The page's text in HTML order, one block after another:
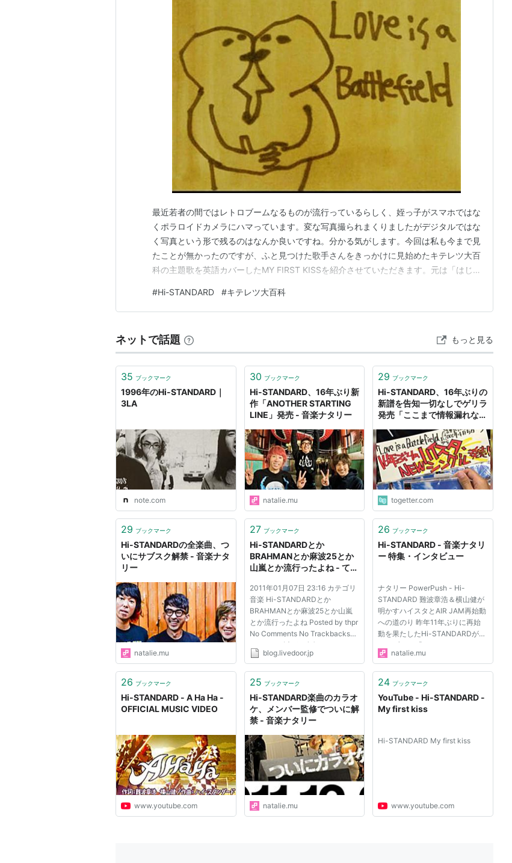
最近若者の間ではレトロブームなるものが流行っているらしく、姪っ子がスマホではな
くポラロイドカメラにハマっています。変な写真撮られまくりましたがデジタルではな
く写真という形で残るのはなんか良いですね。分かる気がします。今回は私も今まで見
たことが無かったのですが、ふと見つけた歌手さんをきっかけに見始めたキテレツ大百
科の主題歌を英語カバーしたMY FIRST KISSを紹介させていただきます。元は「はじ
の中で和訳できると思いますが、直訳したものを一緒に載せておきます。かわいい歌で
すよね。(今夜は眠れない)Can'…
#Hi-STANDARD #キテレツ大百科
ネットで話題 もっと見る
35 ブックマーク
1996年のHi-STANDARD｜
3LA
note.com
30 ブックマーク
Hi-STANDARD、16年ぶり新
作「ANOTHER STARTING
LINE」発売 - 音楽ナタリー
natalie.mu
29 ブックマーク
Hi-STANDARD、16年ぶりの
新譜を告知一切なしでゲリラ
発売「ここまで情報漏れない
togetter.com
29 ブックマーク
Hi-STANDARDの全楽曲、つ
いにサブスク解禁 - 音楽ナタ
リー
natalie.mu
27 ブックマーク
Hi-STANDARDとか
BRAHMANとか麻波25とか
山嵐とか流行ったよね - てへ
2011年01月07日 23:16 カテゴリ
音楽 Hi-STANDARDとか
BRAHMANとか麻波25とか山嵐
とか流行ったよね Posted by thpr
No Comments No Trackbacks
Tweet 1：以下、名無しにかわり
ましてVIPがお送りします：
ID:e2wcFN8D0 みんなこぞって
下、名無しにかわりましてVIP
が...
blog.livedoor.jp
26 ブックマーク
Hi-STANDARD - 音楽ナタリ
ー 特集・インタビュー
ナタリー PowerPush - Hi-
STANDARD 難波章浩＆横山健が
明かすハイスタとAIR JAM再始動
への道のり 昨年11年ぶりに再始
動を果たしたHi-STANDARDが、
ライブDVD「Live at AIR JAM
2011」を2月22日にリリースす
横浜スタジアムで行われた野外フ
スタ11年ぶりのライブ...
natalie.mu
26 ブックマーク
Hi-STANDARD - A Ha Ha -
OFFICIAL MUSIC VIDEO
www.youtube.com
25 ブックマーク
Hi-STANDARD楽曲のカラオ
ケ、メンバー監修でついに解
禁 - 音楽ナタリー
natalie.mu
24 ブックマーク
YouTube - Hi-STANDARD -
My first kiss
Hi-STANDARD My first kiss
www.youtube.com